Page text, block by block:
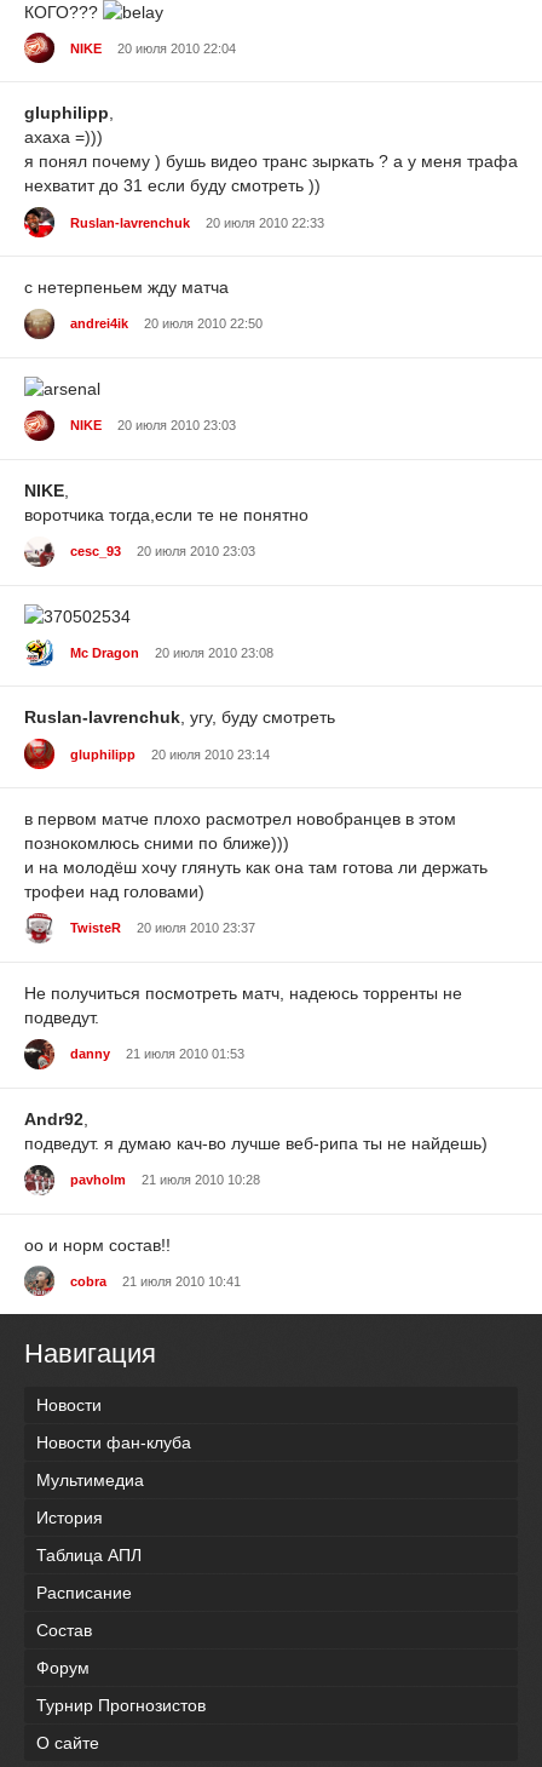
КОГО???
NIKE 20 июля 2010 22:04
gluphilipp,
ахаха =)))
я понял почему ) бушь видео транс зыркать ? а у меня трафа
нехватит до 31 если буду смотреть ))
Ruslan-lavrenchuk 20 июля 2010 22:33
с нетерпеньем жду матча
andrei4ik 20 июля 2010 22:50
NIKE 20 июля 2010 23:03
NIKE
воротчика тогда,если те не понятно
cesc_93 20 июля 2010 23:03
Mc Dragon 20 июля 2010 23:08
Ruslan-lavrenchuk, угу, буду смотреть
gluphilipp 20 июля 2010 23:14
в первом матче плохо расмотрел новобранцев в этом
познокомлюсь сними по ближе)))
и на молодёш хочу глянуть как она там готова ли держать
трофеи над головами)
TwisteR 20 июля 2010 23:37
Не получиться посмотреть матч, надеюсь торренты не
подведут.
danny 21 июля 2010 01:53
Andr92
подведут. я думаю кач-во лучше веб-рипа ты не найдешь)
pavholm 21 июля 2010 10:28
оо и норм состав!!
cobra 21 июля 2010 10:41
Навигация
Новости
Новости фан-клуба
Мультимедиа
История
Таблица АПЛ
Расписание
Состав
Форум
Турнир Прогнозистов
О сайте